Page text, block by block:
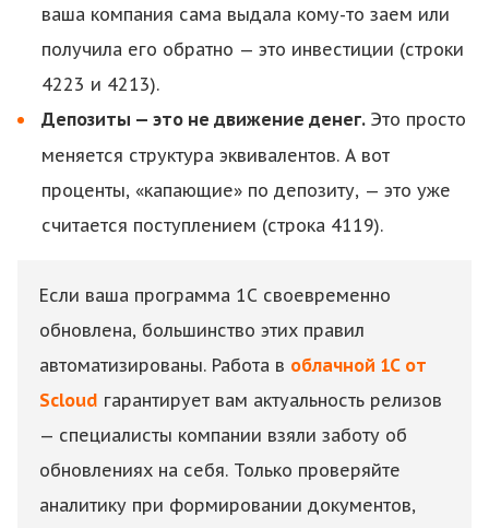
ваша компания сама выдала кому-то заем или
получила его обратно — это инвестиции (строки
4223 и 4213).
Депозиты — это не движение денег. Это просто
меняется структура эквивалентов. А вот
проценты, «капающие» по депозиту, — это уже
считается поступлением (строка 4119).
Если ваша программа 1С своевременно
обновлена, большинство этих правил
автоматизированы. Работа в облачной 1С от
Scloud гарантирует вам актуальность релизов
— специалисты компании взяли заботу об
обновлениях на себя. Только проверяйте
аналитику при формировании документов,